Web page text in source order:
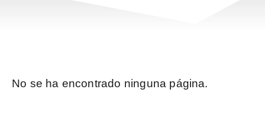
No se ha encontrado ninguna página.